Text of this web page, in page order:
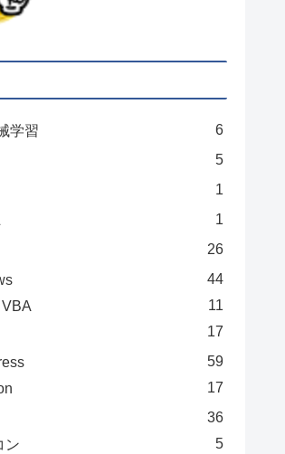
学習
6
5
1
1
26
44
11
17
59
17
36
ン
5